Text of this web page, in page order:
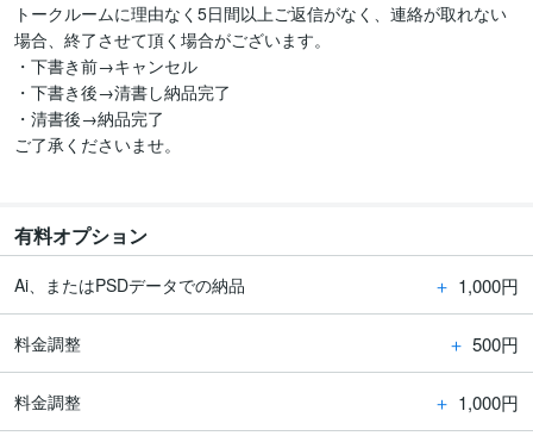
トークルームに理由なく5日間以上ご返信がなく、連絡が取れない
場合、終了させて頂く場合がございます。
・下書き前→キャンセル
・下書き後→清書し納品完了
・清書後→納品完了
ご了承くださいませ。
有料オプション
Ai、またはPSDデータでの納品 ＋ 1,000円
料金調整 ＋ 500円
料金調整 ＋ 1,000円